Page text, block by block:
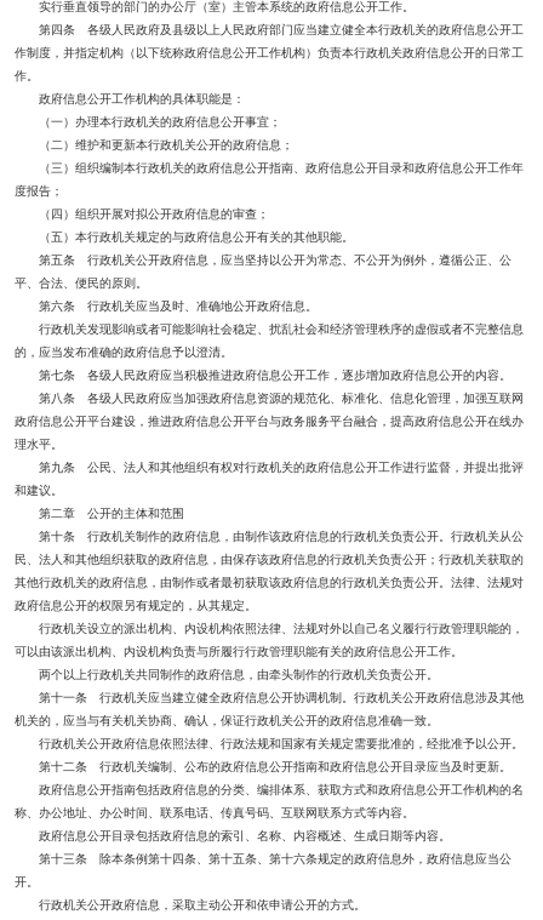
实行垂直领导的部门的办公厅（室）主管本系统的政府信息公开工作。
第四条 各级人民政府及县级以上人民政府部门应当建立健全本行政机关的政府信息公开工
作制度，并指定机构（以下统称政府信息公开工作机构）负责本行政机关政府信息公开的日常工
作。
政府信息公开工作机构的具体职能是：
（一）办理本行政机关的政府信息公开事宜；
（二）维护和更新本行政机关公开的政府信息；
（三）组织编制本行政机关的政府信息公开指南、政府信息公开目录和政府信息公开工作年
度报告；
（四）组织开展对拟公开政府信息的审查；
（五）本行政机关规定的与政府信息公开有关的其他职能。
第五条 行政机关公开政府信息，应当坚持以公开为常态、不公开为例外，遵循公正、公
平、合法、便民的原则。
第六条 行政机关应当及时、准确地公开政府信息。
行政机关发现影响或者可能影响社会稳定、扰乱社会和经济管理秩序的虚假或者不完整信息
的，应当发布准确的政府信息予以澄清。
第七条 各级人民政府应当积极推进政府信息公开工作，逐步增加政府信息公开的内容。
第八条 各级人民政府应当加强政府信息资源的规范化、标准化、信息化管理，加强互联网
政府信息公开平台建设，推进政府信息公开平台与政务服务平台融合，提高政府信息公开在线办
理水平。
第九条 公民、法人和其他组织有权对行政机关的政府信息公开工作进行监督，并提出批评
和建议。
第二章 公开的主体和范围
第十条 行政机关制作的政府信息，由制作该政府信息的行政机关负责公开。行政机关从公
民、法人和其他组织获取的政府信息，由保存该政府信息的行政机关负责公开；行政机关获取的
其他行政机关的政府信息，由制作或者最初获取该政府信息的行政机关负责公开。法律、法规对
政府信息公开的权限另有规定的，从其规定。
行政机关设立的派出机构、内设机构依照法律、法规对外以自己名义履行行政管理职能的，
可以由该派出机构、内设机构负责与所履行行政管理职能有关的政府信息公开工作。
两个以上行政机关共同制作的政府信息，由牵头制作的行政机关负责公开。
第十一条 行政机关应当建立健全政府信息公开协调机制。行政机关公开政府信息涉及其他
机关的，应当与有关机关协商、确认，保证行政机关公开的政府信息准确一致。
行政机关公开政府信息依照法律、行政法规和国家有关规定需要批准的，经批准予以公开。
第十二条 行政机关编制、公布的政府信息公开指南和政府信息公开目录应当及时更新。
政府信息公开指南包括政府信息的分类、编排体系、获取方式和政府信息公开工作机构的名
称、办公地址、办公时间、联系电话、传真号码、互联网联系方式等内容。
政府信息公开目录包括政府信息的索引、名称、内容概述、生成日期等内容。
第十三条 除本条例第十四条、第十五条、第十六条规定的政府信息外，政府信息应当公
开。
行政机关公开政府信息，采取主动公开和依申请公开的方式。